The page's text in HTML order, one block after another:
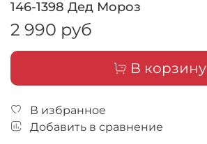
146-1398 Дед Мороз
2 990 руб
В корзину
В избранное
Добавить в сравнение